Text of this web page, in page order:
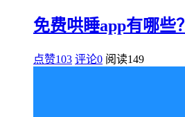
免费哄睡app有哪些？
点赞103 评论0 阅读149